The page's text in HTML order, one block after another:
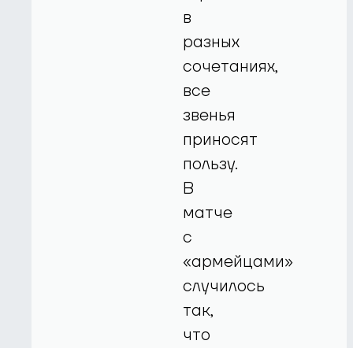
в
разных
сочетаниях,
все
звенья
приносят
пользу.
В
матче
с
«армейцами»
случилось
так,
что